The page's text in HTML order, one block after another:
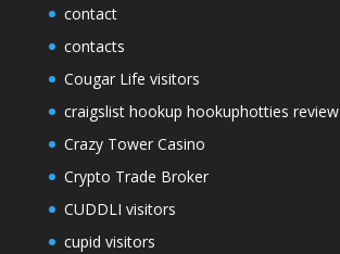
contact
contacts
Cougar Life visitors
craigslist hookup hookuphotties review
Crazy Tower Сasino
Crypto Trade Broker
CUDDLI visitors
cupid visitors